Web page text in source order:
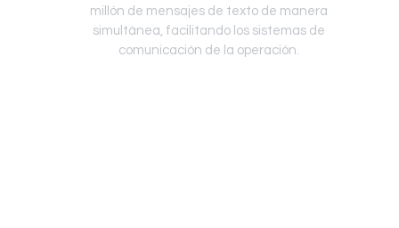
millón de mensajes de texto de manera
simultánea, facilitando los sistemas de
comunicación de la operación.